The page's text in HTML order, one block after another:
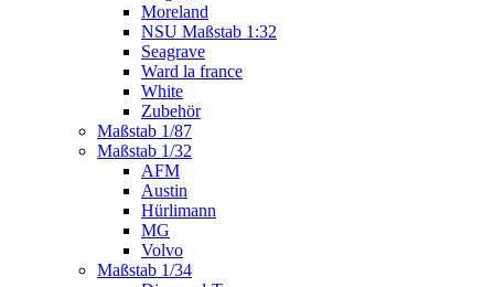
Moreland
NSU Maßstab 1:32
Seagrave
Ward la france
White
Zubehör
Maßstab 1/87
Maßstab 1/32
AFM
Austin
Hürlimann
MG
Volvo
Maßstab 1/34